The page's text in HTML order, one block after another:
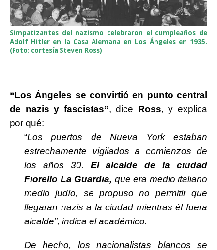
Simpatizantes del nazismo celebraron el cumpleaños de
Adolf Hitler en la Casa Alemana en Los Ángeles en 1935.
(Foto: cortesía Steven Ross)
“Los Ángeles se convirtió en punto central
de nazis y fascistas”, dice Ross, y explica
por qué:
“Los puertos de Nueva York estaban
estrechamente vigilados a comienzos de
los años 30. El alcalde de la ciudad
Fiorello La Guardia, que era medio italiano
medio judío, se propuso no permitir que
llegaran nazis a la ciudad mientras él fuera
alcalde”, indica el académico.
De hecho, los nacionalistas blancos se